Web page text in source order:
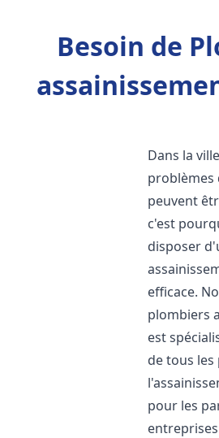
Besoin de
Dans la
problèmes
peuvent
c'est
disposer
efficace.
plombiers
est
de tous les
pour les